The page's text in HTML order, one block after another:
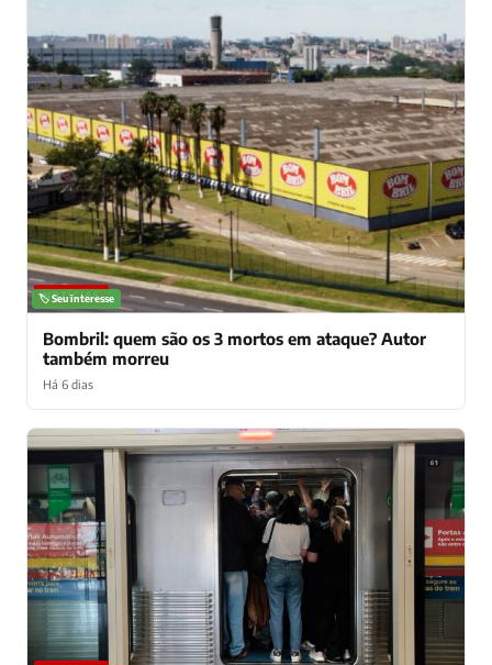
NOTÍCIAS
🏷️ Seu interesse
Bombril: quem são os 3 mortos em ataque? Autor
também morreu
Há 6 dias